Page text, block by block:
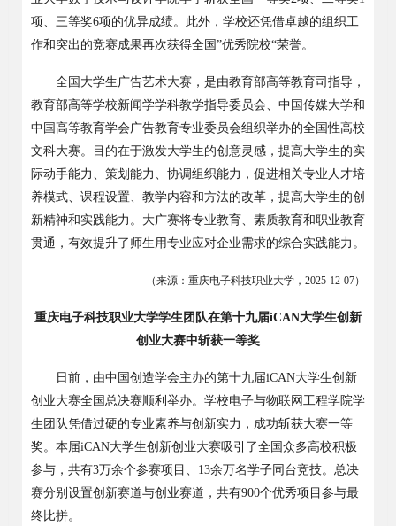
项、三等奖6项的优异成绩。此外，学校还凭借卓越的组织工
作和突出的竞赛成果再次获得全国”优秀院校“荣誉。
全国大学生广告艺术大赛，是由教育部高等教育司指导，
教育部高等学校新闻学学科教学指导委员会、中国传媒大学和
中国高等教育学会广告教育专业委员会组织举办的全国性高校
文科大赛。目的在于激发大学生的创意灵感，提高大学生的实
际动手能力、策划能力、协调组织能力，促进相关专业人才培
养模式、课程设置、教学内容和方法的改革，提高大学生的创
新精神和实践能力。大广赛将专业教育、素质教育和职业教育
贯通，有效提升了师生用专业应对企业需求的综合实践能力。
（来源：重庆电子科技职业大学， 2025-12-07）
重庆电子科技职业大学学生团队在第十九届iCAN大学生创新
创业大赛中斩获一等奖
日前，由中国创造学会主办的第十九届iCAN大学生创新
创业大赛全国总决赛顺利举办。学校电子与物联网工程学院学
生团队凭借过硬的专业素养与创新实力，成功斩获大赛一等
奖。本届iCAN大学生创新创业大赛吸引了全国众多高校积极
参与，共有3万余个参赛项目、 13余万名学子同台竞技。总决
赛分别设置创新赛道与创业赛道，共有900个优秀项目参与最
终比拼。